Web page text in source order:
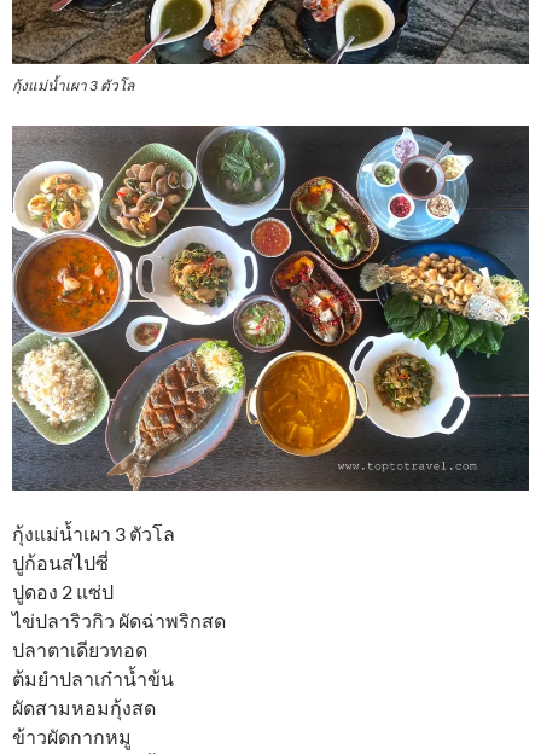
กุ้งแม่น้ำเผา 3 ตัวโล
กุ้งแม่น้ำเผา 3 ตัวโล
ปูก้อนสไปซี่
ปูดอง 2 แซ่ป
ไข่ปลาริวกิว ผัดฉ่าพริกสด
ปลาตาเดียวทอด
ต้มยำปลาเก๋าน้ำข้น
ผัดสามหอมกุ้งสด
ข้าวผัดกากหมู